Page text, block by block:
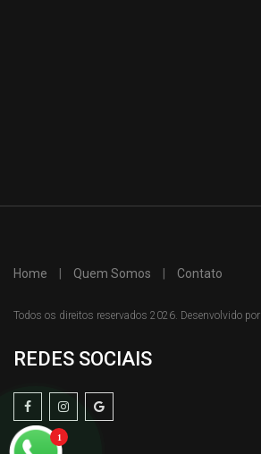
Home Quem Somos Contato
Todos os direitos reservados 2026. Desenvolvido por
REDES SOCIAIS
1